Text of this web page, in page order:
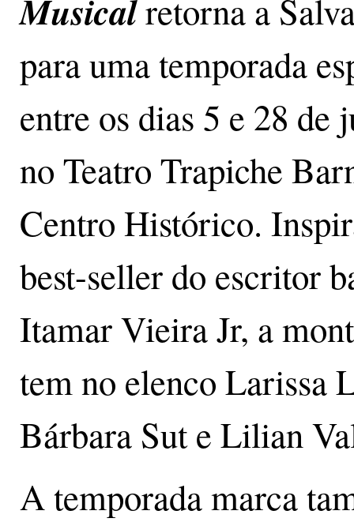
Musicalretorna a
para uma temporada
entre os dias 5 e 28 de
no Teatro Trapiche
Centro Histórico.
best-seller do escritor
Itamar Vieira Jr, a
tem no elenco Larissa
Bárbara Sut e Lilian
A temporada marca